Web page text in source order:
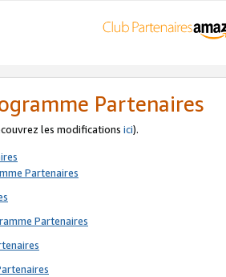
Partenaires
les modifications ici).
Partenaires
Partenaires